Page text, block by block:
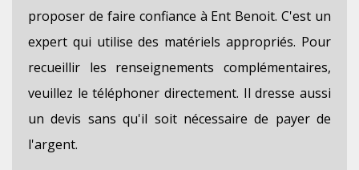
proposer de faire confiance à Ent Benoit. C'est un
expert qui utilise des matériels appropriés. Pour
recueillir les renseignements complémentaires,
veuillez le téléphoner directement. Il dresse aussi
un devis sans qu'il soit nécessaire de payer de
l'argent.